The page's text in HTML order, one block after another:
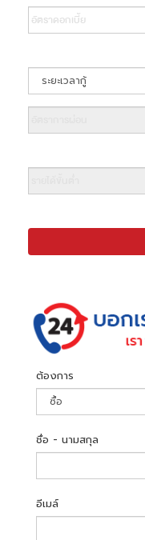
ต้องการ
ชื่อ - นามสกุล
อีเมล์